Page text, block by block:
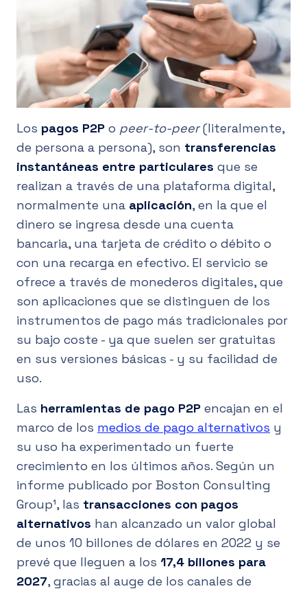
Iniciar sesión
ES
Los pagos P2P o peer-to-peer(literalmente,
de persona a persona), son transferencias
instantáneas entre particulares que se
realizan a través de una plataforma digital,
normalmente una aplicación, en la que el
dinero se ingresa desde una cuenta
bancaria, una tarjeta de crédito o débito o
con una recarga en efectivo. El servicio se
ofrece a través de monederos digitales, que
son aplicaciones que se distinguen de los
instrumentos de pago más tradicionales por
su bajo coste - ya que suelen ser gratuitas
en sus versiones básicas - y su facilidad de
uso.
Las herramientas de pago P2P encajan en el
marco de los medios de pago alternativos y
su uso ha experimentado un fuerte
crecimiento en los últimos años. Según un
informe publicado por Boston Consulting
Group¹, las transacciones con pagos
alternativos han alcanzado un valor global
de unos 10 billones de dólares en 2022 y se
prevé que lleguen a los 17,4 billones para
2027, gracias al auge de los canales de